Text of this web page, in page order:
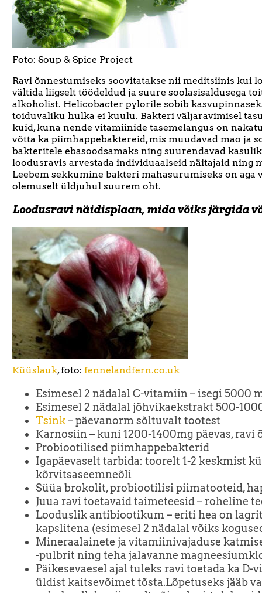
Foto: Soup & Spice Project
Ravi õnnestumiseks soovitatakse nii meditsiinis
vältida liigselt töödeldud ja suure soolasisaldusega
alkoholist. Helicobacter pylorile sobib
toiduvaliku hulka ei kuulu. Bakteri väljaravimisel
kuid, kuna nende vitamiinide tasemelangus on
võtta ka piimhappebaktereid, mis muudavad mao
bakteritele ebasoodsamaks ning suurendavad
loodusravis arvestada individuaalseid näitajaid ning
Leebem sekkumine bakteri mahasurumiseks on
olemuselt üldjuhul suurem oht.
Loodusravi näidisplaan, mida võiks järgida
Küüslauk, foto: fennelandfern.co.uk
Esimesel 2 nädalal C-vitamiin – isegi 5000
Esimesel 2 nädalal jõhvikaekstrakt 500-
Tsink– päevanorm sõltuvalt tootest
Karnosiin – kuni 1200-1400mg päevas,
Probiootilised piimhappebakterid
Igapäevaselt tarbida: toorelt 1-2 keskmist
kõrvitsaseemneõli
Süüa brokolit, probiootilisi piimatooteid,
Juua ravi toetavaid taimeteesid – roheline
Looduslik antibiootikum – eriti hea on
kapslitena (esimesel 2 nädalal võiks
Mineraalainete ja vitamiinivajaduse
-pulbrit ning teha jalavanne
Päikesevaesel ajal tuleks ravi toetada ka
üldist kaitsevõimet tõsta.Lõpetuseks jääb